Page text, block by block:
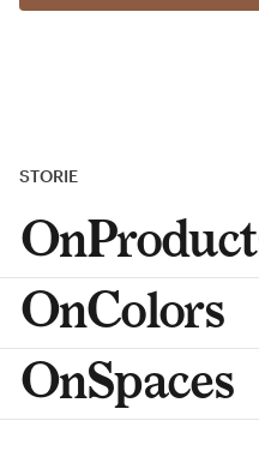
STORIE
OnColors
OnSpaces